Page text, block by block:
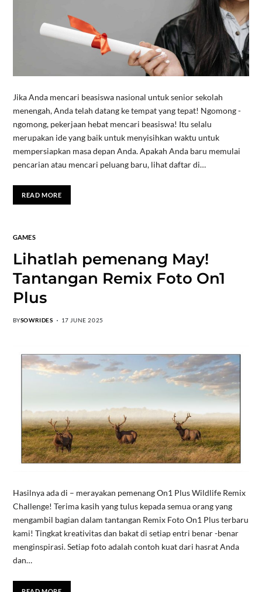
Jika Anda mencari beasiswa nasional untuk senior sekolah
menengah, Anda telah datang ke tempat yang tepat! Ngomong -
ngomong, pekerjaan hebat mencari beasiswa! Itu selalu
merupakan ide yang baik untuk menyisihkan waktu untuk
mempersiapkan masa depan Anda. Apakah Anda baru memulai
pencarian atau mencari peluang baru, lihat daftar di…
READ MORE
GAMES
Lihatlah pemenang May!
Tantangan Remix Foto On1
Plus
BYSOWRIDES 17 JUNE 2025
Hasilnya ada di – merayakan pemenang On1 Plus Wildlife Remix
Challenge! Terima kasih yang tulus kepada semua orang yang
mengambil bagian dalam tantangan Remix Foto On1 Plus terbaru
kami! Tingkat kreativitas dan bakat di setiap entri benar -benar
menginspirasi. Setiap foto adalah contoh kuat dari hasrat Anda
dan…